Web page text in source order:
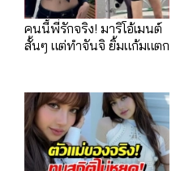
คนนี้พี่รักจริง! มาริโอ้เมนต์
สั้นๆ แต่ทำจันจิ ยิ้มแก้มแตก